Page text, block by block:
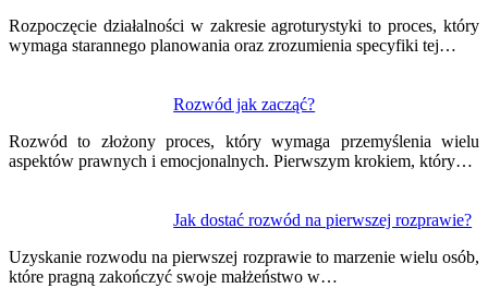
Rozpoczęcie działalności w zakresie agroturystyki to proces, który
wymaga starannego planowania oraz zrozumienia specyfiki tej…
Rozwód jak zacząć?
Rozwód to złożony proces, który wymaga przemyślenia wielu
aspektów prawnych i emocjonalnych. Pierwszym krokiem, który…
Jak dostać rozwód na pierwszej rozprawie?
Uzyskanie rozwodu na pierwszej rozprawie to marzenie wielu osób,
które pragną zakończyć swoje małżeństwo w…